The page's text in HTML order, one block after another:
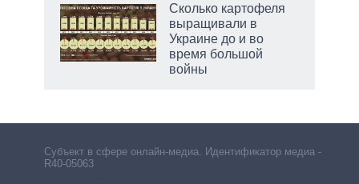
Сколько картофеля
выращивали в
Украине до и во
время большой
войны
Субъект в сфере онлайн-медиа. Идентификатор медиа –
R40-05063